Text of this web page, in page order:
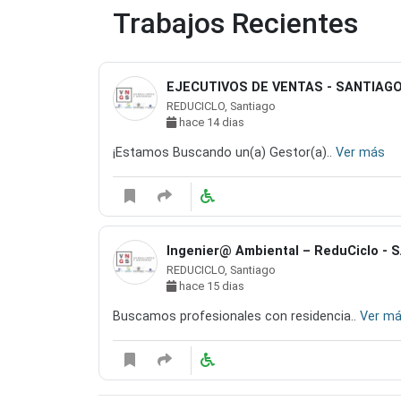
Trabajos Recientes
EJECUTIVOS DE VENTAS -
REDUCICLO, Santiago
hace 14 dias
¡Estamos Buscando un(a) Gestor(a).. Ver más
Ingenier@ Ambiental – ReduCiclo -
REDUCICLO, Santiago
hace 15 dias
Buscamos profesionales con residencia.. Ver